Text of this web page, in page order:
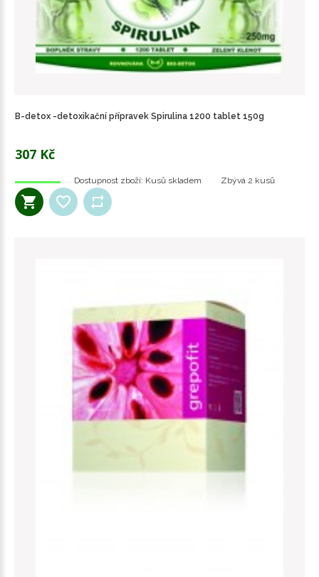
B-detox -detoxikační přípravek Spirulina 1200 tablet 150g
307 Kč
Dostupnost zboží: Kusů skladem Zbývá 2 kusů